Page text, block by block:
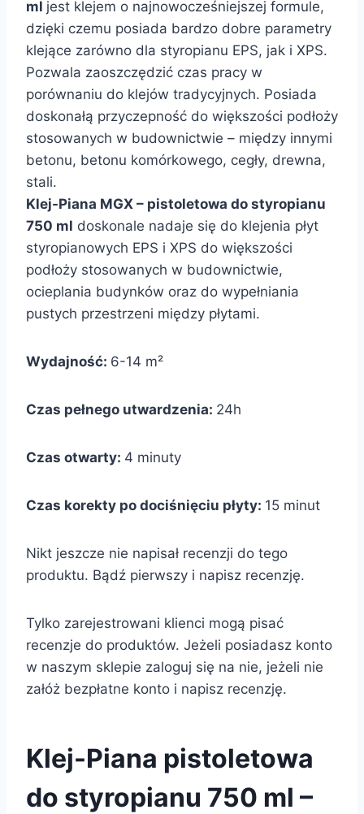
ml jest klejem o najnowocześniejszej formule,
dzięki czemu posiada bardzo dobre parametry
klejące zarówno dla styropianu EPS, jak i XPS.
Pozwala zaoszczędzić czas pracy w
porównaniu do klejów tradycyjnych. Posiada
doskonałą przyczepność do większości podłoży
stosowanych w budownictwie – między innymi
betonu, betonu komórkowego, cegły, drewna,
stali.
Klej-Piana MGX – pistoletowa do styropianu
750 ml doskonale nadaje się do klejenia płyt
styropianowych EPS i XPS do większości
podłoży stosowanych w budownictwie,
ocieplania budynków oraz do wypełniania
pustych przestrzeni między płytami.
Wydajność: 6-14 m²
Czas pełnego utwardzenia: 24h
Czas otwarty: 4 minuty
Czas korekty po dociśnięciu płyty: 15 minut
Nikt jeszcze nie napisał recenzji do tego
produktu. Bądź pierwszy i napisz recenzję.
Tylko zarejestrowani klienci mogą pisać
recenzje do produktów. Jeżeli posiadasz konto
w naszym sklepie zaloguj się na nie, jeżeli nie
załóż bezpłatne konto i napisz recenzję.
Klej-Piana pistoletowa
do styropianu 750 ml –